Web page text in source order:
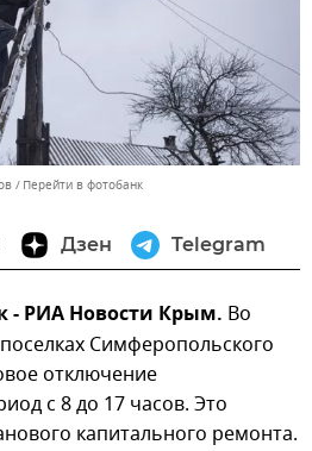
Перейти в фотобанк
Дзен Telegram
РИА Новости Крым. Во
Симферопольского
отключение
с 8 до 17 часов. Это
капитального ремонта.